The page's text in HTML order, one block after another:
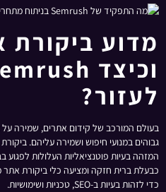
מדוע ביקורת
לעזור?
בעולם המורכב של קידום אתרים, שמירה על
גבוהים במנועי חיפוש ושמירה עליהם.
כבעלת ברית חזקה ומציעה כלי ביקורת
כדי לזהות בעיות ב-SEO, טכניות ושימושיות.